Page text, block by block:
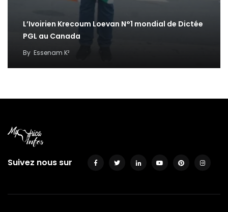
L’Ivoirien Krecoum Loevan N°1 mondial de Dictée
PGL au Canada
By Essenam K²
Suivez nous sur